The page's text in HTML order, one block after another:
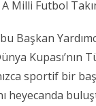
Milli Futbol
Başkan
Kupası’nın
sportif bir
heyecanda